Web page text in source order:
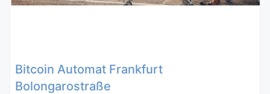
Bitcoin Automat Frankfurt
Bolongarostraße